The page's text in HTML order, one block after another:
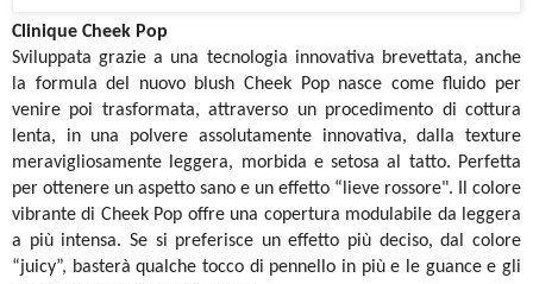
Clinique Cheek Pop
Sviluppata grazie a una tecnologia innovativa brevettata, anche
la formula del nuovo blush Cheek Pop nasce come fluido per
venire poi trasformata, attraverso un procedimento di cottura
lenta, in una polvere assolutamente innovativa, dalla texture
meravigliosamente leggera, morbida e setosa al tatto. Perfetta
per ottenere un aspetto sano e un effetto “lieve rossore". Il colore
vibrante di Cheek Pop offre una copertura modulabile da leggera
a più intensa. Se si preferisce un effetto più deciso, dal colore
“juicy”, basterà qualche tocco di pennello in più e le guance e gli